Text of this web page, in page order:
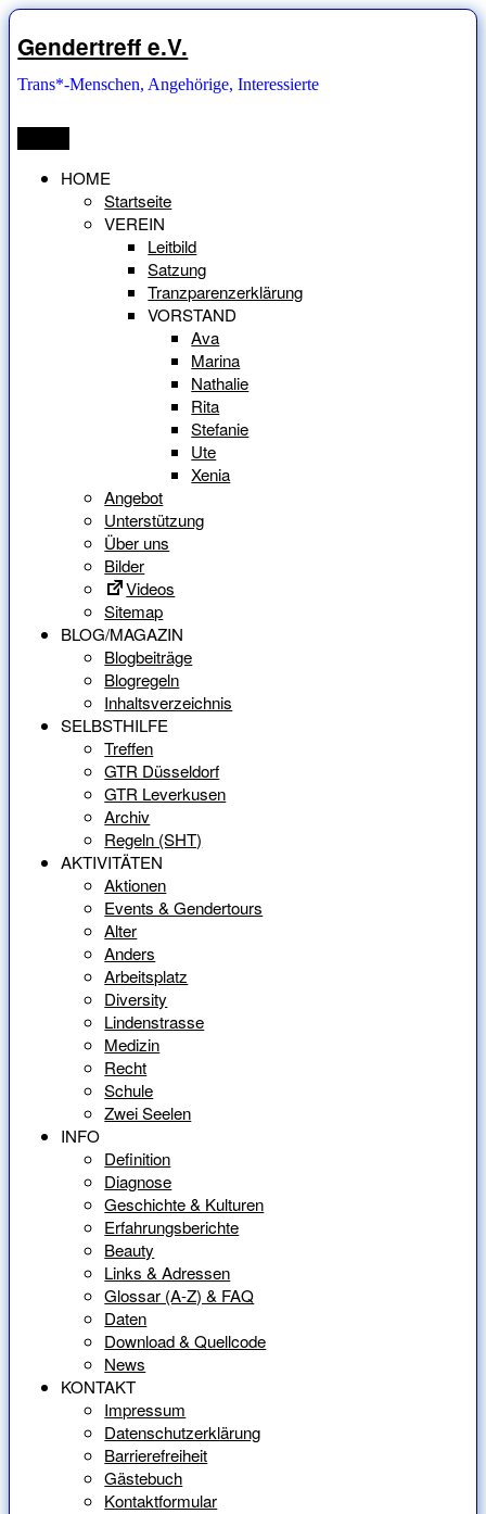
Zum
Inhalt
springen
Gendertreff e.V.
Trans*-Menschen, Angehörige, Interessierte
HOME
Startseite
VEREIN
Leitbild
Satzung
Tranzparenzerklärung
VORSTAND
Ava
Marina
Nathalie
Rita
Stefanie
Ute
Xenia
Angebot
Unterstützung
Über uns
Bilder
Videos
Sitemap
BLOG/MAGAZIN
Blogbeiträge
Blogregeln
Inhaltsverzeichnis
SELBSTHILFE
Treffen
GTR Düsseldorf
GTR Leverkusen
Archiv
Regeln (SHT)
AKTIVITÄTEN
Aktionen
Events & Gendertours
Alter
Anders
Arbeitsplatz
Diversity
Lindenstrasse
Medizin
Recht
Schule
Zwei Seelen
INFO
Definition
Diagnose
Geschichte & Kulturen
Erfahrungsberichte
Beauty
Links & Adressen
Glossar (A-Z) & FAQ
Daten
Download & Quellcode
News
KONTAKT
Impressum
Datenschutzerklärung
Barrierefreiheit
Gästebuch
Kontaktformular